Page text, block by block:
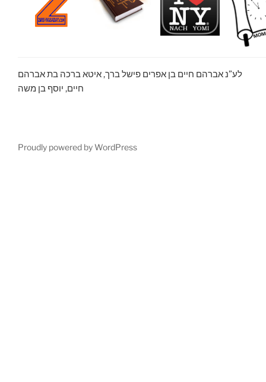
לע”נ אברהם חיים בן אפרים פישל ברך, איטא ברכה בת אברהם
חיים, יוסף בן משה
Proudly powered by WordPress